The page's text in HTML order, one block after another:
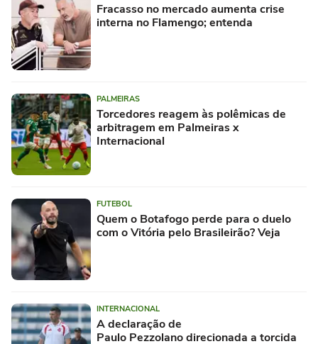
Fracasso no mercado aumenta crise
interna no Flamengo; entenda
PALMEIRAS
Torcedores reagem às polêmicas de
arbitragem em Palmeiras x
Internacional
FUTEBOL
Quem o Botafogo perde para o duelo
com o Vitória pelo Brasileirão? Veja
INTERNACIONAL
A declaração de
Paulo Pezzolano direcionada a torcida